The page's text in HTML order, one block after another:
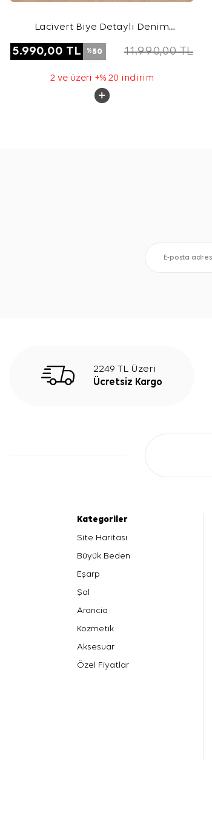
Lacivert Biye Detaylı Denim
5.990,00 TL %50 11.990,00TL
2 ve üzeri +% 20 indirim
2249 TL Üzeri
Ücretsiz Kargo
Kategoriler
Site Haritası
Büyük Beden
Eşarp
Şal
Arancia
Kozmetik
Aksesuar
Özel Fiyatlar